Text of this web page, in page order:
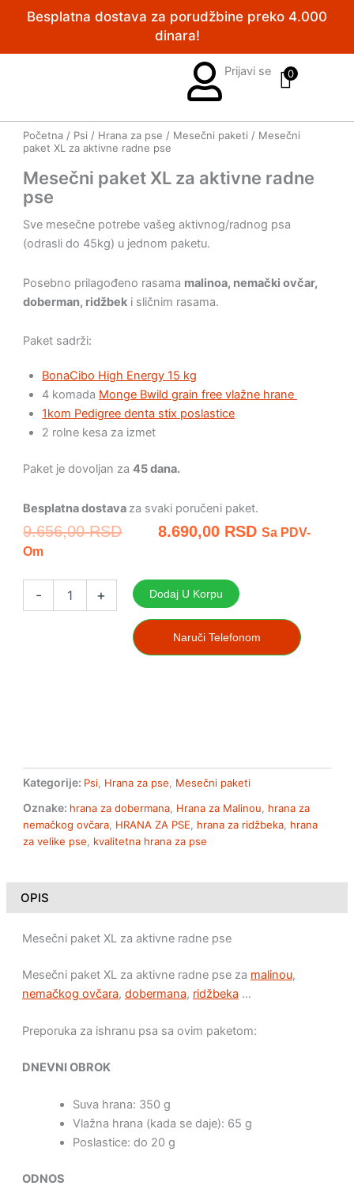
Besplatna dostava za porudžbine preko 4.000
dinara!
Prijavi se 0
Početna / Psi / Hrana za pse / Mesečni paketi / Mesečni
paket XL za aktivne radne pse
Mesečni paket XL za aktivne radne
pse
Sve mesečne potrebe vašeg aktivnog/radnog psa
(odrasli do 45kg) u jednom paketu.
Posebno prilagođeno rasama malinoa, nemački ovčar,
doberman, ridžbek i sličnim rasama.
Paket sadrži:
BonaCibo High Energy 15 kg
4 komada Monge Bwild grain free vlažne hrane
1kom Pedigree denta stix poslastice
2 rolne kesa za izmet
Paket je dovoljan za45 dana.
Besplatna dostava za svaki poručeni paket.
9.656,00RSD
Originalna
Bila:
9.656,00 RSD.
8.690,00 RSDTrenutna
Sa PDV-
Om
- + Dodaj U Korpu
Naruči Telefonom
Kategorije: Psi Hrana za pse Mesečni paketi
Oznake: hrana za dobermana Hrana za Malinou
hrana za
nemačkog ovčara HRANA ZA PSE hrana za ridžbeka hrana
za velike pse
kvalitetna hrana za pse
OPIS
Mesečni paket XL za aktivne radne pse
Mesečni paket XL za aktivne radne pse za malinou,
nemačkog ovčara, dobermana, ridžbeka …
Preporuka za ishranu psa sa ovim paketom:
DNEVNI OBROK
Suva hrana: 350 g
Vlažna hrana (kada se daje): 65 g
Poslastice: do 20 g
ODNOS